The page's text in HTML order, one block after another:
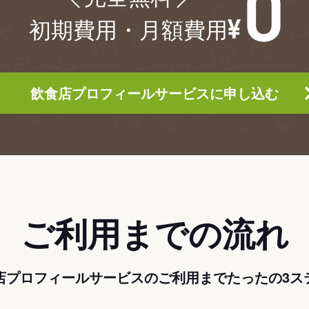
初期費用・月額費用
飲食店プロフィールサービスに申し込む
ご利用までの流れ
プロフィールサービスのご利用までたったの3ス